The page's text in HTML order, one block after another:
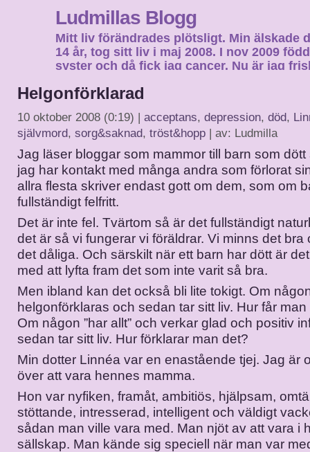
Ludmillas Blogg
Mitt liv förändrades plötsligt. Min älskade
14 år, tog sitt liv i maj 2008. I nov 2009
syster och då fick jag cancer. Nu är jag
Helgonförklarad
10 oktober 2008 (0:19) | acceptans, depression, död,
självmord, sorg&saknad, tröst&hopp | av: Ludmilla
Jag läser bloggar som mammor till barn som
jag har kontakt med många andra som förlorat
allra flesta skriver endast gott om dem, som om
fullständigt felfritt.
Det är inte fel. Tvärtom så är det fullständigt
det är så vi fungerar vi föräldrar. Vi minns det bra
det dåliga. Och särskilt när ett barn har dött är
med att lyfta fram det som inte varit så bra.
Men ibland kan det också bli lite tokigt. Om
helgonförklaras och sedan tar sitt liv. Hur får
Om någon ”har allt” och verkar glad och positiv
sedan tar sitt liv. Hur förklarar man det?
Min dotter Linnéa var en enastående tjej. Jag är
över att vara hennes mamma.
Hon var nyfiken, framåt, ambitiös, hjälpsam,
stöttande, intresserad, intelligent och väldigt
sådan man ville vara med. Man njöt av att vara i
sällskap. Man kände sig speciell när man var